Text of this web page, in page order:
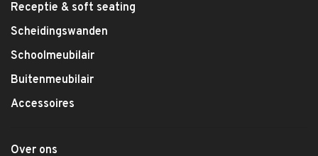
Receptie & soft seating
Scheidingswanden
Schoolmeubilair
Buitenmeubilair
Accessoires
Over ons